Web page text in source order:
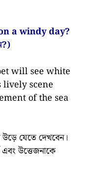
a windy day?
will see white
scene
of the sea
যেতে দেখবেন।
এবং উত্তেজনাকে